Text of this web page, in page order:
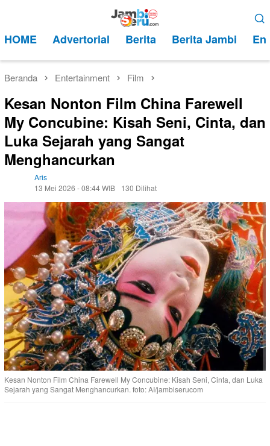
kontenMobile
HOME Advertorial Berita Berita Jambi
Beranda Entertainment Film
Kesan Nonton Film China Farewell
My Concubine: Kisah Seni, Cinta, dan
Luka Sejarah yang Sangat
Menghancurkan
Aris
13 Mei 2026 - 08:44 WIB
130 Dilihat
Kesan Nonton Film China Farewell My Concubine: Kisah Seni, Cinta, dan Luka
Sejarah yang Sangat Menghancurkan. foto: AI/jambiserucom